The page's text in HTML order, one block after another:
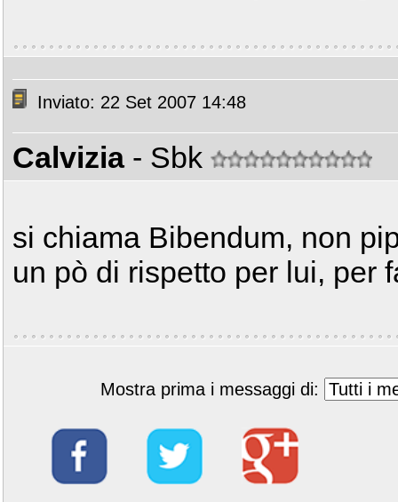
Inviato: 22 Set 2007 14:48
Calvizia - Sbk
si chiama Bibendum, non
un pò di rispetto per lui, per
Mostra prima i messaggi di: